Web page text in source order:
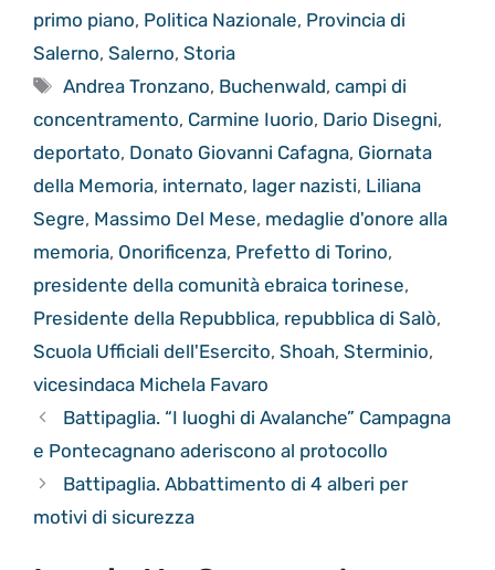
primo piano, Politica Nazionale, Provincia di
Salerno, Salerno, Storia
Tag
Andrea Tronzano, Buchenwald,campi di
concentramento, Carmine Iuorio, Dario Disegni,
deportato, Donato Giovanni Cafagna, Giornata
della Memoria, internato, lager nazisti, Liliana
Segre, Massimo Del Mese, medaglie d'onore alla
memoria, Onorificenza, Prefetto di Torino,
presidente della comunità ebraica torinese,
Presidente della Repubblica, repubblica di Salò,
Scuola Ufficiali dell'Esercito, Shoah, Sterminio,
vicesindaca Michela Favaro
Battipaglia. “I luoghi di Avalanche” Campagna
e Pontecagnano aderiscono al protocollo
Battipaglia. Abbattimento di 4 alberi per
motivi di sicurezza